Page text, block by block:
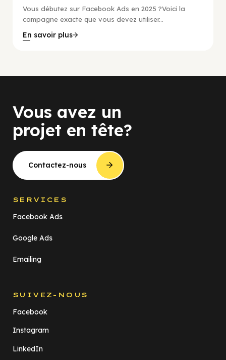
Vous débutez sur Facebook Ads en 2025 ?Voici la
campagne exacte que vous devez utiliser...
En savoir plus
Vous avez un
projet en tête?
Contactez-nous
SERVICES
Facebook Ads
Google Ads
Emailing
SUIVEZ-NOUS
Facebook
Instagram
LinkedIn